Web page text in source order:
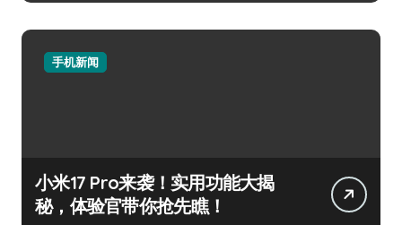
手机新闻
小米17 Pro来袭！实用功能大揭
秘，体验官带你抢先瞧！